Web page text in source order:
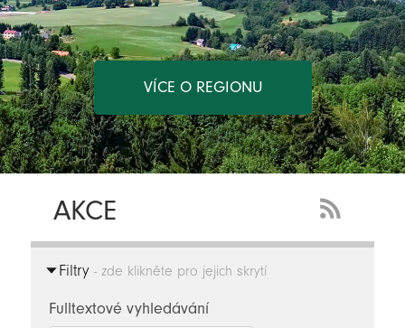
VÍCE O REGIONU
AKCE
Feed
Filtry- zde klikněte pro jejich skrytí
Fulltextové vyhledávání